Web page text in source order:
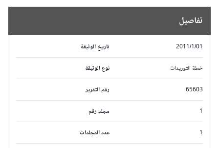
تفاصيل
تاريخ الوثيقة 2011/1/01
نوع الوثيقة خطة التوريدات
رقم التقرير 65603
مجلد رقم
عدد المجلدات